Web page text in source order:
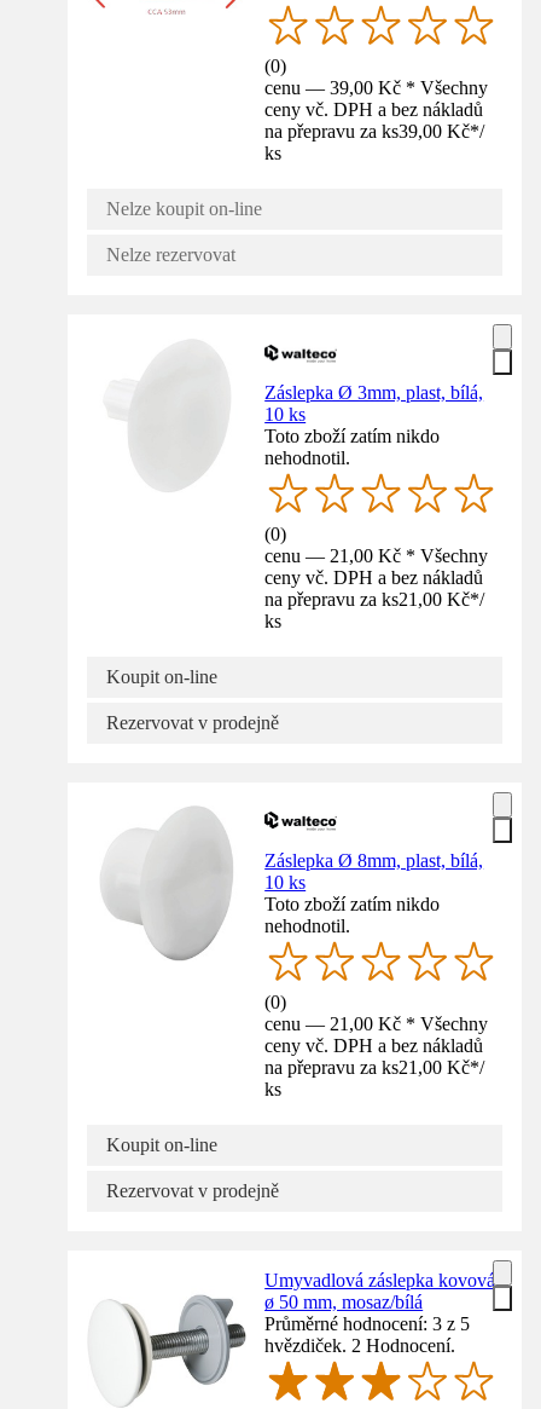
(0)
cenu — 39,00 Kč * Všechny
ceny vč. DPH a bez nákladů
na přepravu za ks39,00 Kč*/
ks
Nelze koupit on-line
Nelze rezervovat
Záslepka Ø 3mm, plast, bílá,
10 ks
Toto zboží zatím nikdo
nehodnotil.
(0)
cenu — 21,00 Kč * Všechny
ceny vč. DPH a bez nákladů
na přepravu za ks21,00 Kč*/
ks
Koupit on-line
Rezervovat v prodejně
Záslepka Ø 8mm, plast, bílá,
10 ks
Toto zboží zatím nikdo
nehodnotil.
(0)
cenu — 21,00 Kč * Všechny
ceny vč. DPH a bez nákladů
na přepravu za ks21,00 Kč*/
ks
Koupit on-line
Rezervovat v prodejně
Umyvadlová záslepka kovová
ø 50 mm, mosaz/bílá
Průměrné hodnocení: 3 z 5
hvězdiček. 2 Hodnocení.